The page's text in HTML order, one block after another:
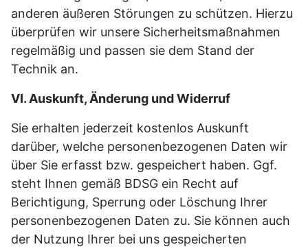
anderen äußeren Störungen zu schützen. Hierzu
überprüfen wir unsere Sicherheitsmaßnahmen
regelmäßig und passen sie dem Stand der
Technik an.
VI. Auskunft, Änderung und Widerruf
Sie erhalten jederzeit kostenlos Auskunft
darüber, welche personenbezogenen Daten wir
über Sie erfasst bzw. gespeichert haben. Ggf.
steht Ihnen gemäß BDSG ein Recht auf
Berichtigung, Sperrung oder Löschung Ihrer
personenbezogenen Daten zu. Sie können auch
der Nutzung Ihrer bei uns gespeicherten